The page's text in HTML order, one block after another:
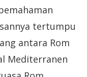
tertumpu
antara Rom
Mediterranen